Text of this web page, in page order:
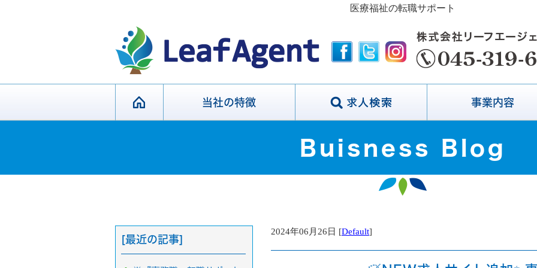
医療福祉の転職サポート
当社の特徴 事業内容
Buisness Blog
2024年06月26日 [Default]
[最近の記事]